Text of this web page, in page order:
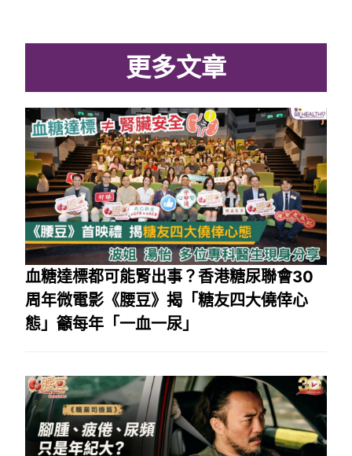
更多文章
血糖達標都可能腎出事？香港糖尿聯會30
周年微電影《腰豆》揭「糖友四大僥倖心
態」籲每年「一血一尿」